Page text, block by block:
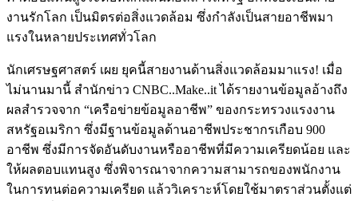
งานรักโลก เป็นมิตรต่อสิ่งแวดล้อม ซึ่งกำลังเป็นสายอาชีพมา
แรงในหลายประเทศทั่วโลก
นักเศรษฐศาสตร์ เผย ยุคนี้สายงานด้านสิ่งแวดล้อมมาแรง! เมื่อ
ไม่นานมานี้ สำนักข่าว CNBC..Make..it ได้รายงานข้อมูลอ้างถึง
ผลสำรวจจาก “เครือข่ายข้อมูลอาชีพ” ของกระทรวงแรงงาน
สหรัฐอเมริกา ซึ่งมีฐานข้อมูลด้านอาชีพประชากรเกือบ 900
อาชีพ ซึ่งมีการจัดอันดับงานหรืออาชีพที่มีความเครียดน้อย และ
ให้ผลตอบแทนสูง ซึ่งพิจารณาจากความสามารถของพนักงาน
ในการทนต่อความเครียด แล้ววิเคราะห์โดยใช้มาตราส่วนตั้งแต่